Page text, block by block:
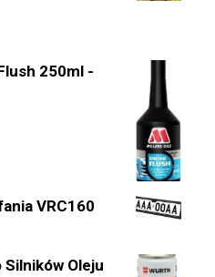
250ml -
VRC160
Oleju